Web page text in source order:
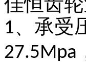
1、承受
27.5Mpa